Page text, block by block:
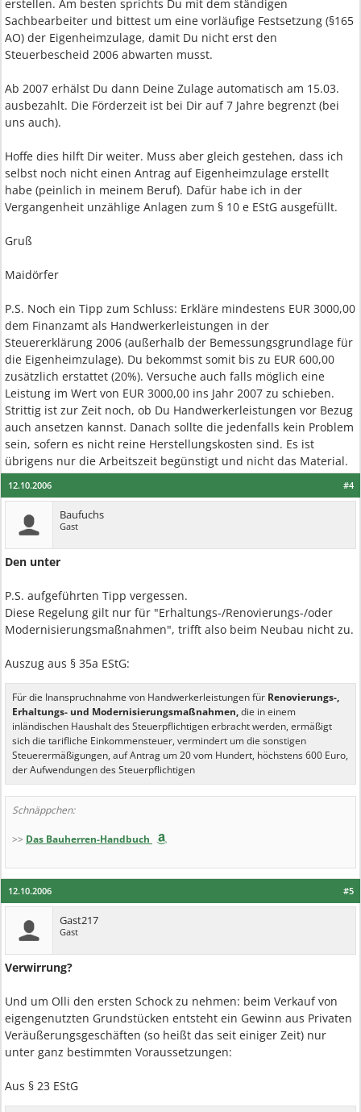
erstellen. Am besten sprichts Du mit dem ständigen
Sachbearbeiter und bittest um eine vorläufige Festsetzung (§165
AO) der Eigenheimzulage, damit Du nicht erst den
Steuerbescheid 2006 abwarten musst.
Ab 2007 erhälst Du dann Deine Zulage automatisch am 15.03.
ausbezahlt. Die Förderzeit ist bei Dir auf 7 Jahre begrenzt (bei
uns auch).
Hoffe dies hilft Dir weiter. Muss aber gleich gestehen, dass ich
selbst noch nicht einen Antrag auf Eigenheimzulage erstellt
habe (peinlich in meinem Beruf). Dafür habe ich in der
Vergangenheit unzählige Anlagen zum § 10 e EStG ausgefüllt.
Gruß
Maidörfer
P.S. Noch ein Tipp zum Schluss: Erkläre mindestens EUR 3000,00
dem Finanzamt als Handwerkerleistungen in der
Steuererklärung 2006 (außerhalb der Bemessungsgrundlage für
die Eigenheimzulage). Du bekommst somit bis zu EUR 600,00
zusätzlich erstattet (20%). Versuche auch falls möglich eine
Leistung im Wert von EUR 3000,00 ins Jahr 2007 zu schieben.
Strittig ist zur Zeit noch, ob Du Handwerkerleistungen vor Bezug
auch ansetzen kannst. Danach sollte die jedenfalls kein Problem
sein, sofern es nicht reine Herstellungskosten sind. Es ist
übrigens nur die Arbeitszeit begünstigt und nicht das Material.
#4
12.10.2006
Baufuchs
Gast
Den unter
P.S. aufgeführten Tipp vergessen.
Diese Regelung gilt nur für "Erhaltungs-/Renovierungs-/oder
Modernisierungsmaßnahmen", trifft also beim Neubau nicht zu.
Auszug aus § 35a EStG:
Für die Inanspruchnahme von Handwerkerleistungen für Renovierungs-,
Erhaltungs- und Modernisierungsmaßnahmen,die in einem
inländischen Haushalt des Steuerpflichtigen erbracht werden, ermäßigt
sich die tarifliche Einkommensteuer, vermindert um die sonstigen
Steuerermäßigungen, auf Antrag um 20 vom Hundert, höchstens 600 Euro,
der Aufwendungen des Steuerpflichtigen
Schnäppchen:
>> Das Bauherren-Handbuch
#5
12.10.2006
Gast217
Gast
Verwirrung?
Und um Olli den ersten Schock zu nehmen: beim Verkauf von
eigengenutzten Grundstücken entsteht ein Gewinn aus Privaten
Veräußerungsgeschäften (so heißt das seit einiger Zeit) nur
unter ganz bestimmten Voraussetzungen:
Aus § 23 EStG